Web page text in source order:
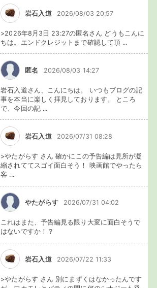
岩石入道 2026/08/03 20:57
>2026年8月3日 23:27の匿名さん どうもこんに
ちは。エンドクレジットまで確認して頂 ...
匿名 2026/08/03 14:27
岩石入道さん、こんにちは。 いつもブログの記
事を本当に楽しく拝見しております。 ところ
で、今回の記 ...
岩石入道 2026/07/31 08:28
>やたがらす さん 確かにこの予告編は見所が凝
縮されててスゴイ面白そう！ 映画館でやったら
客 ...
やたがらす 2026/07/31 04:02
これはまた、予告編見る限り大変に面白そうで
はないですか！？
岩石入道 2026/07/22 11:33
>やたがらす さん 別にまずくはなかったんです